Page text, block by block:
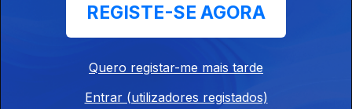
tempo nos Açores
REGISTE-SE AGORA
Quero registar-me mais tarde
Entrar (utilizadores registados)